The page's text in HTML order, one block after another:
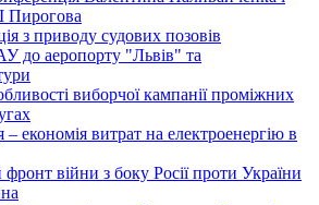
з приводу судових позовів
до аеропорту "Львів" та
виборчої кампанії проміжних
– економія витрат на електроенергію в
фронт війни з боку Росії проти України